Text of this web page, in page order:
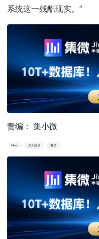
系统这一残酷现实。”
责编： 集小微
Meta 员工抗议 裁员